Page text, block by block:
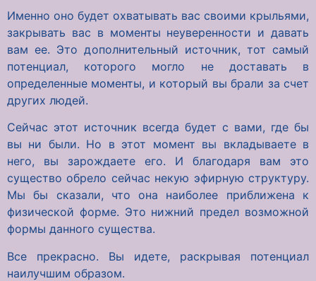
Именно оно будет охватывать вас своими крыльями,
закрывать вас в моменты неуверенности и давать
вам ее. Это дополнительный источник, тот самый
потенциал, которого могло не доставать в
определенные моменты, и который вы брали за счет
других людей.
Сейчас этот источник всегда будет с вами, где бы
вы ни были. Но в этот момент вы вкладываете в
него, вы зарождаете его. И благодаря вам это
существо обрело сейчас некую эфирную структуру.
Мы бы сказали, что она наиболее приближена к
физической форме. Это нижний предел возможной
формы данного существа.
Все прекрасно. Вы идете, раскрывая потенциал
наилучшим образом.